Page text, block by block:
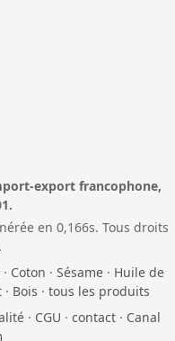
export francophone,
en 0,166s. Tous droits
· Coton · Sésame · Huile de
· Bois · tous les produits
· CGU · contact · Canal